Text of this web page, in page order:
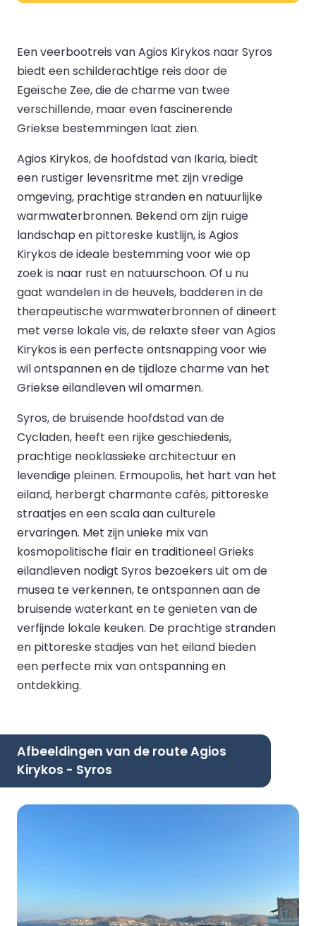
Een veerbootreis van Agios Kirykos naar Syros
biedt een schilderachtige reis door de
Egeïsche Zee, die de charme van twee
verschillende, maar even fascinerende
Griekse bestemmingen laat zien.
Agios Kirykos, de hoofdstad van Ikaria, biedt
een rustiger levensritme met zijn vredige
omgeving, prachtige stranden en natuurlijke
warmwaterbronnen. Bekend om zijn ruige
landschap en pittoreske kustlijn, is Agios
Kirykos de ideale bestemming voor wie op
zoek is naar rust en natuurschoon. Of u nu
gaat wandelen in de heuvels, badderen in de
therapeutische warmwaterbronnen of dineert
met verse lokale vis, de relaxte sfeer van Agios
Kirykos is een perfecte ontsnapping voor wie
wil ontspannen en de tijdloze charme van het
Griekse eilandleven wil omarmen.
Syros, de bruisende hoofdstad van de
Cycladen, heeft een rijke geschiedenis,
prachtige neoklassieke architectuur en
levendige pleinen. Ermoupolis, het hart van het
eiland, herbergt charmante cafés, pittoreske
straatjes en een scala aan culturele
ervaringen. Met zijn unieke mix van
kosmopolitische flair en traditioneel Grieks
eilandleven nodigt Syros bezoekers uit om de
musea te verkennen, te ontspannen aan de
bruisende waterkant en te genieten van de
verfijnde lokale keuken. De prachtige stranden
en pittoreske stadjes van het eiland bieden
een perfecte mix van ontspanning en
ontdekking.
Afbeeldingen van de route Agios
Kirykos - Syros